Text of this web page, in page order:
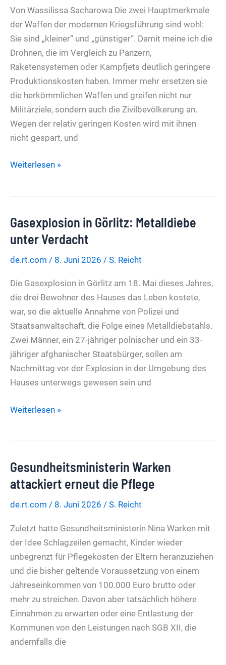
nach
London
Von Wassilissa Sacharowa Die zwei Hauptmerkmale
der Waffen der modernen Kriegsführung sind wohl:
Sie sind „kleiner“ und „günstiger“. Damit meine ich die
Drohnen, die im Vergleich zu Panzern,
Raketensystemen oder Kampfjets deutlich geringere
Produktionskosten haben. Immer mehr ersetzen sie
die herkömmlichen Waffen und greifen nicht nur
Militärziele, sondern auch die Zivilbevölkerung an.
Wegen der relativ geringen Kosten wird mit ihnen
nicht gespart, und
Donezk-
Visier
der
Drohnen,
mit
Hilfe
EU
und
Deutschland
Weiterlesen »
Gasexplosion in Görlitz: Metalldiebe
unter Verdacht
de.rt.com / 8. Juni 2026 / S. Reicht
Die Gasexplosion in Görlitz am 18. Mai dieses Jahres,
die drei Bewohner des Hauses das Leben kostete,
war, so die aktuelle Annahme von Polizei und
Staatsanwaltschaft, die Folge eines Metalldiebstahls.
Zwei Männer, ein 27-jähriger polnischer und ein 33-
jähriger afghanischer Staatsbürger, sollen am
Nachmittag vor der Explosion in der Umgebung des
Hauses unterwegs gewesen sein und
Gasexplosion
unter
Verdacht
Weiterlesen »
Gesundheitsministerin Warken
attackiert erneut die Pflege
de.rt.com / 8. Juni 2026 / S. Reicht
Zuletzt hatte Gesundheitsministerin Nina Warken mit
der Idee Schlagzeilen gemacht, Kinder wieder
unbegrenzt für Pflegekosten der Eltern heranzuziehen
und die bisher geltende Voraussetzung von einem
Jahreseinkommen von 100.000 Euro brutto oder
mehr zu streichen. Davon aber tatsächlich höhere
Einnahmen zu erwarten oder eine Entlastung der
Kommunen von den Leistungen nach SGB XII, die
andernfalls die